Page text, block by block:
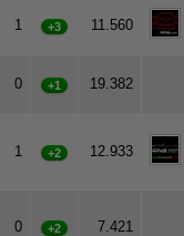
1 +3 11.560
0 +1 19.382
1 +2 12.933
0 +2 7.421